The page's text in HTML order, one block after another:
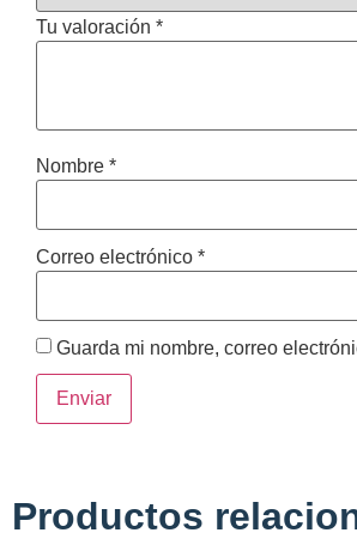
Tu valoración *
Nombre *
Correo electrónico *
Guarda mi nombre, correo
Productos